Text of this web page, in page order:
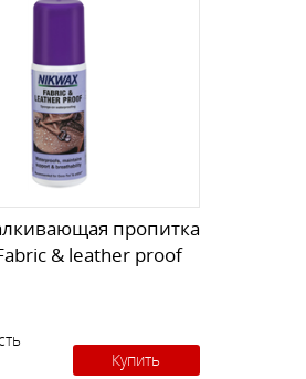
пропитка
& leather proof
Купить